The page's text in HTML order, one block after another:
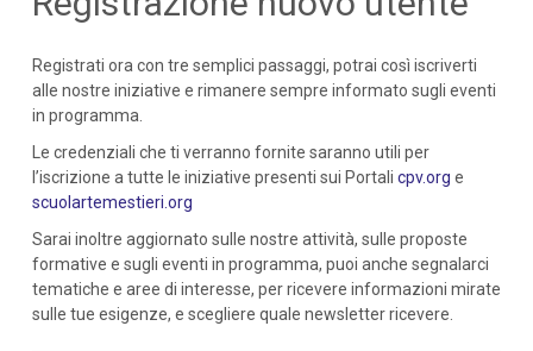
Registrati ora con tre semplici passaggi, potrai così iscriverti
alle nostre iniziative e rimanere sempre informato sugli eventi
in programma.
Le credenziali che ti verranno fornite saranno utili per
l’iscrizione a tutte le iniziative presenti sui Portali cpv.org e
scuolartemestieri.org
Sarai inoltre aggiornato sulle nostre attività, sulle proposte
formative e sugli eventi in programma, puoi anche segnalarci
tematiche e aree di interesse, per ricevere informazioni mirate
sulle tue esigenze, e scegliere quale newsletter ricevere.